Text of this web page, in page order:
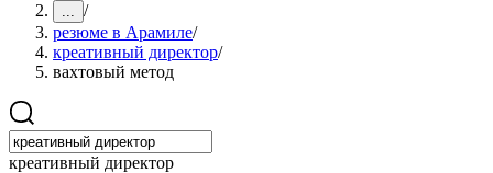
... /
резюме в Арамиле/
креативный директор/
вахтовый метод
креативный директор